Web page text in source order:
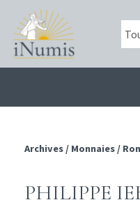
Archives / Monnaies /
PHILIPPE